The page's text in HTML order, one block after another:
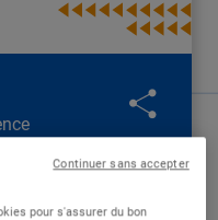
pour s'assurer du bon
Continuer sans accepter